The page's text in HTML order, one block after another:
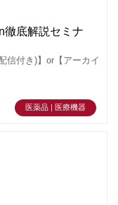
徹底解説セミナ
信付き)】or【アーカイ
医薬品 | 医療機器